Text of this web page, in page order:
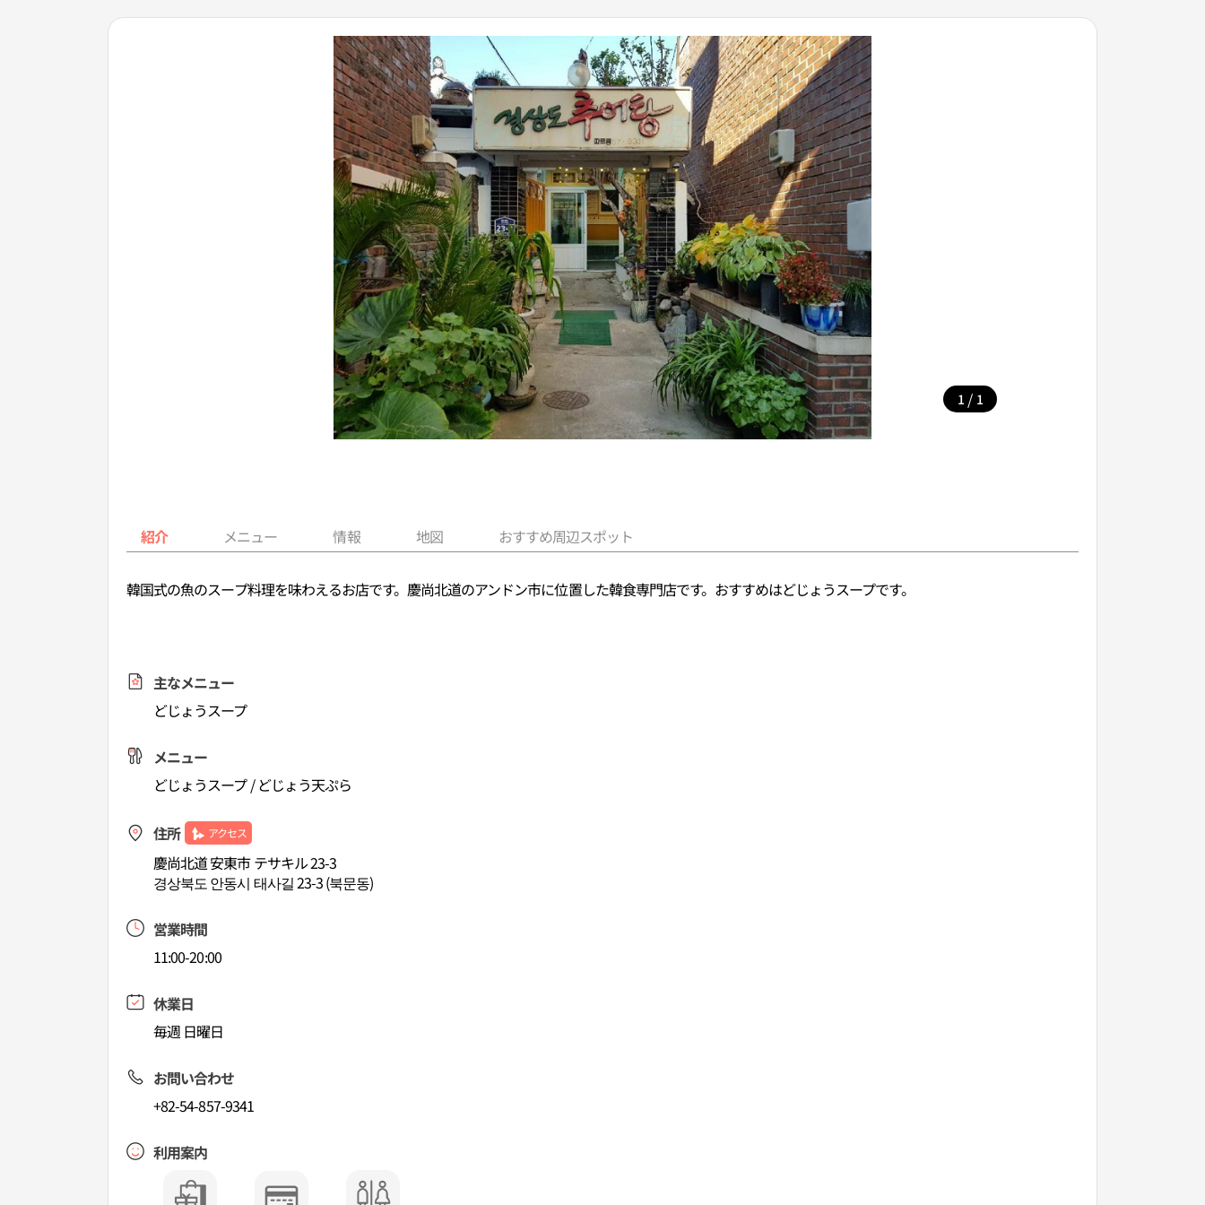
1 / 1
紹介 メニュー 情報 地図 おすすめ周辺スポット
韓国式の魚のスープ料理を味わえるお店です。慶尚北道のアンドン市に位置した韓食専門店です。おすすめはどじょうスープです。
主なメニュー
どじょうスープ
メニュー
どじょうスープ / どじょう天ぷら
住所 アクセス
慶尚北道 安東市 テサキル 23-3
경상북도 안동시 태사길 23-3 (북문동)
営業時間
11:00-20:00
休業日
毎週 日曜日
お問い合わせ
+82-54-857-9341
利用案内